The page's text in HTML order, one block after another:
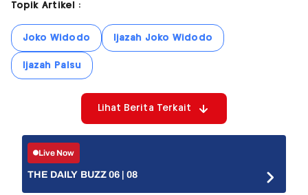
Topik Artikel :
Joko Widodo Ijazah Joko Widodo
Ijazah Palsu
Lihat Berita Terkait
Live Now
THE DAILY BUZZ 06 | 08